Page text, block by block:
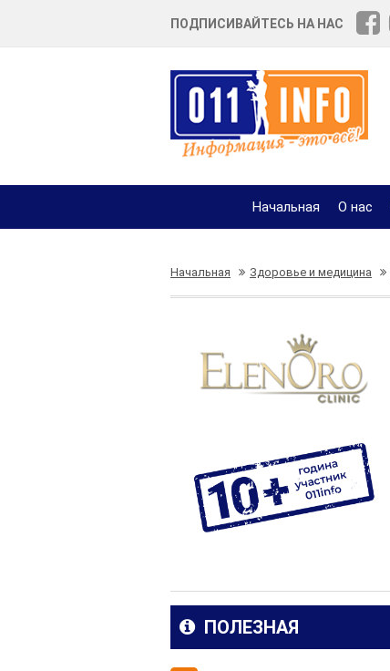
ПОДПИСИВАЙТЕСЬ НА НАС
Начальная О нас
Начальная Здоровье и медицина
ПОЛЕЗНАЯ